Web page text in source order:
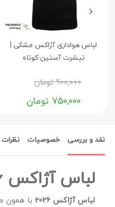
لباس هواداری آژاکس مشکی |
تیشرت آستین کوتاه
900,000تومان
750,000 تومان
نقد و بررسی خصوصیات نظرات
لباس آژاکس 2026
لباس آژاکس 2026
با همون